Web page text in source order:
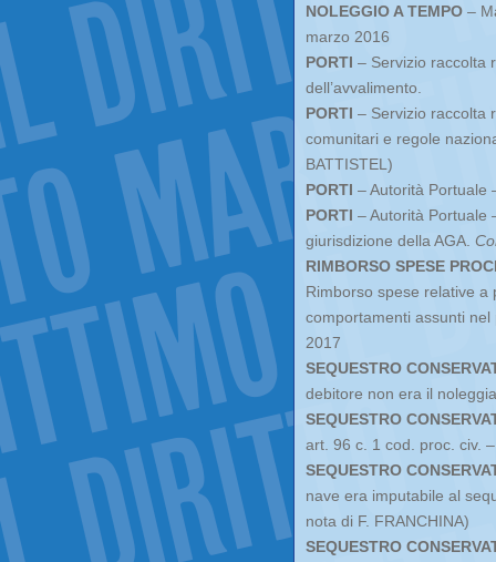
NOLEGGIO A TEMPO –
marzo 2016
PORTI – Servizio raccolta
dell’avvalimento.
PORTI – Servizio raccolta
comunitari e regole
BATTISTEL)
PORTI – Autorità Portuale
PORTI – Autorità Portuale
giurisdizione della AGA.
RIMBORSO SPESE
Rimborso spese relative
comportamenti assunti
2017
SEQUESTRO
debitore non era il
SEQUESTRO
art. 96 c. 1 cod. proc. civ.
SEQUESTRO
nave era imputabile al
nota di F. FRANCHINA)
SEQUESTRO